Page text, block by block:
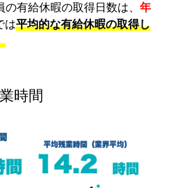
有給休暇の取得日数は、 年
は平均的な有給休暇の取得し
時間